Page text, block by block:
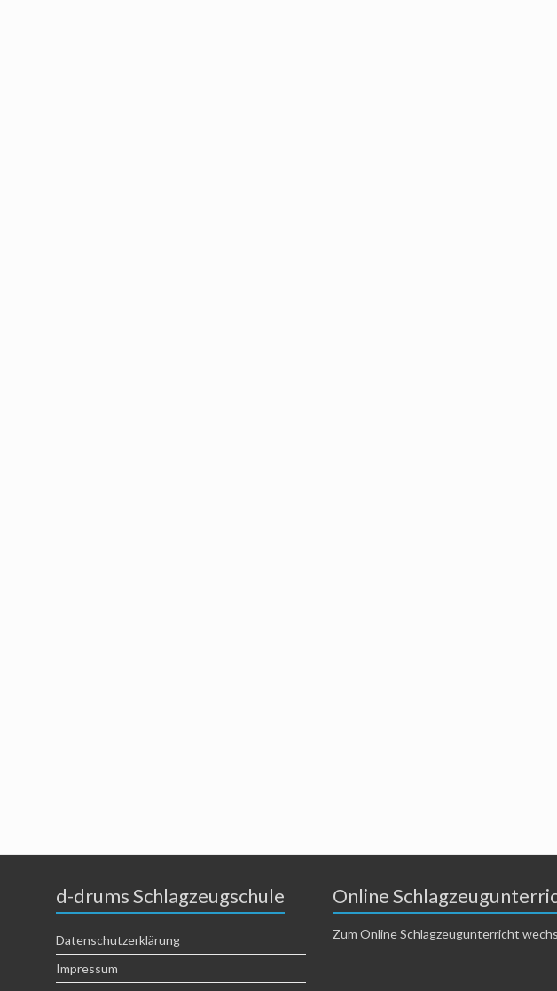
d-drums Schlagzeugschule
Datenschutzerklärung
Impressum
Online
Zum Online Schlagzeugunterricht